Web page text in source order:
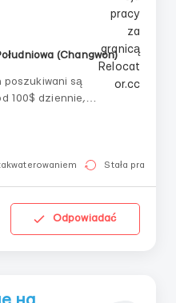
(Changwon)
poszukiwani są
pracodawca.
wózków widłowych,
wyników oceny
Stała praca
Odpowiadać